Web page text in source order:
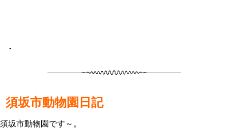
•
須坂市動物園日記
須坂市動物園です～。